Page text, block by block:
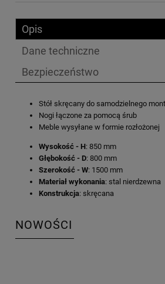
Opis
Dane techniczne
Bezpieczeństwo
Stół skręcany do samodzielnego
Nogi łączone za pomocą śrub
Meble wysyłane w formie rozłożonej
Wysokość - H: 850 mm
Głębokość - D: 800 mm
Szerokość - W: 1500 mm
Materiał wykonania: stal nierdzewna
Konstrukcja: skręcana
NOWOŚCI